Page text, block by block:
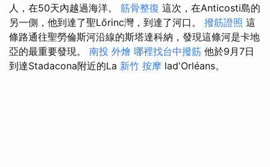
人，在50天內越過海洋。 筋骨整復 這次，在Anticosti島的
另一側，他到達了聖Lőrinc灣，到達了河口。 撥筋證照 這
條路通往聖勞倫斯河沿線的斯塔達科納，發現這條河是卡地
亞的最重要發現。 南投 外燴 哪裡找台中撥筋 他於9月7日
到達Stadacona附近的La 新竹 按摩 lad'Orléans。